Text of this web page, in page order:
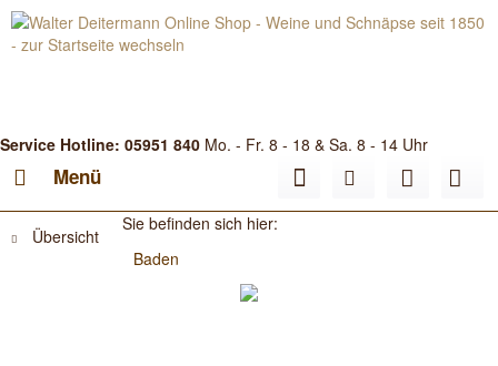
Service Hotline: 05951 840 Mo. - Fr. 8 - 18 & Sa. 8 - 14 Uhr
Menü
Übersicht
Sie befinden sich hier:
Baden